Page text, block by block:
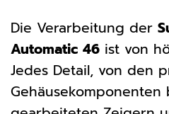
Die Verarbeitung der
Automatic 46 ist von
Jedes Detail, von den